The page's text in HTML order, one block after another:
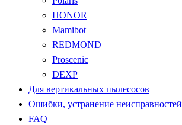
HONOR
Mamibot
REDMOND
Proscenic
DEXP
Для вертикальных пылесосов
Ошибки, устранение неисправностей
FAQ